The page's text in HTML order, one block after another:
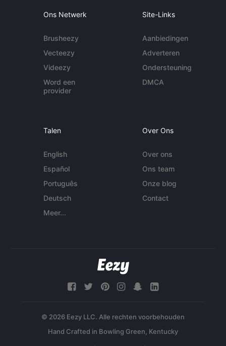
Ons Netwerk
Brusheezy
Vecteezy
Videezy
Word een
provider
Site-Links
Aanbiedingen
Adverteren
Ondersteuning
DMCA
Talen
English
Español
Português
Deutsch
Meer...
Over Ons
Over ons
Ons team
Onze blog
Contact
© 2026 Eezy LLC. Alle rechten voorbehouden